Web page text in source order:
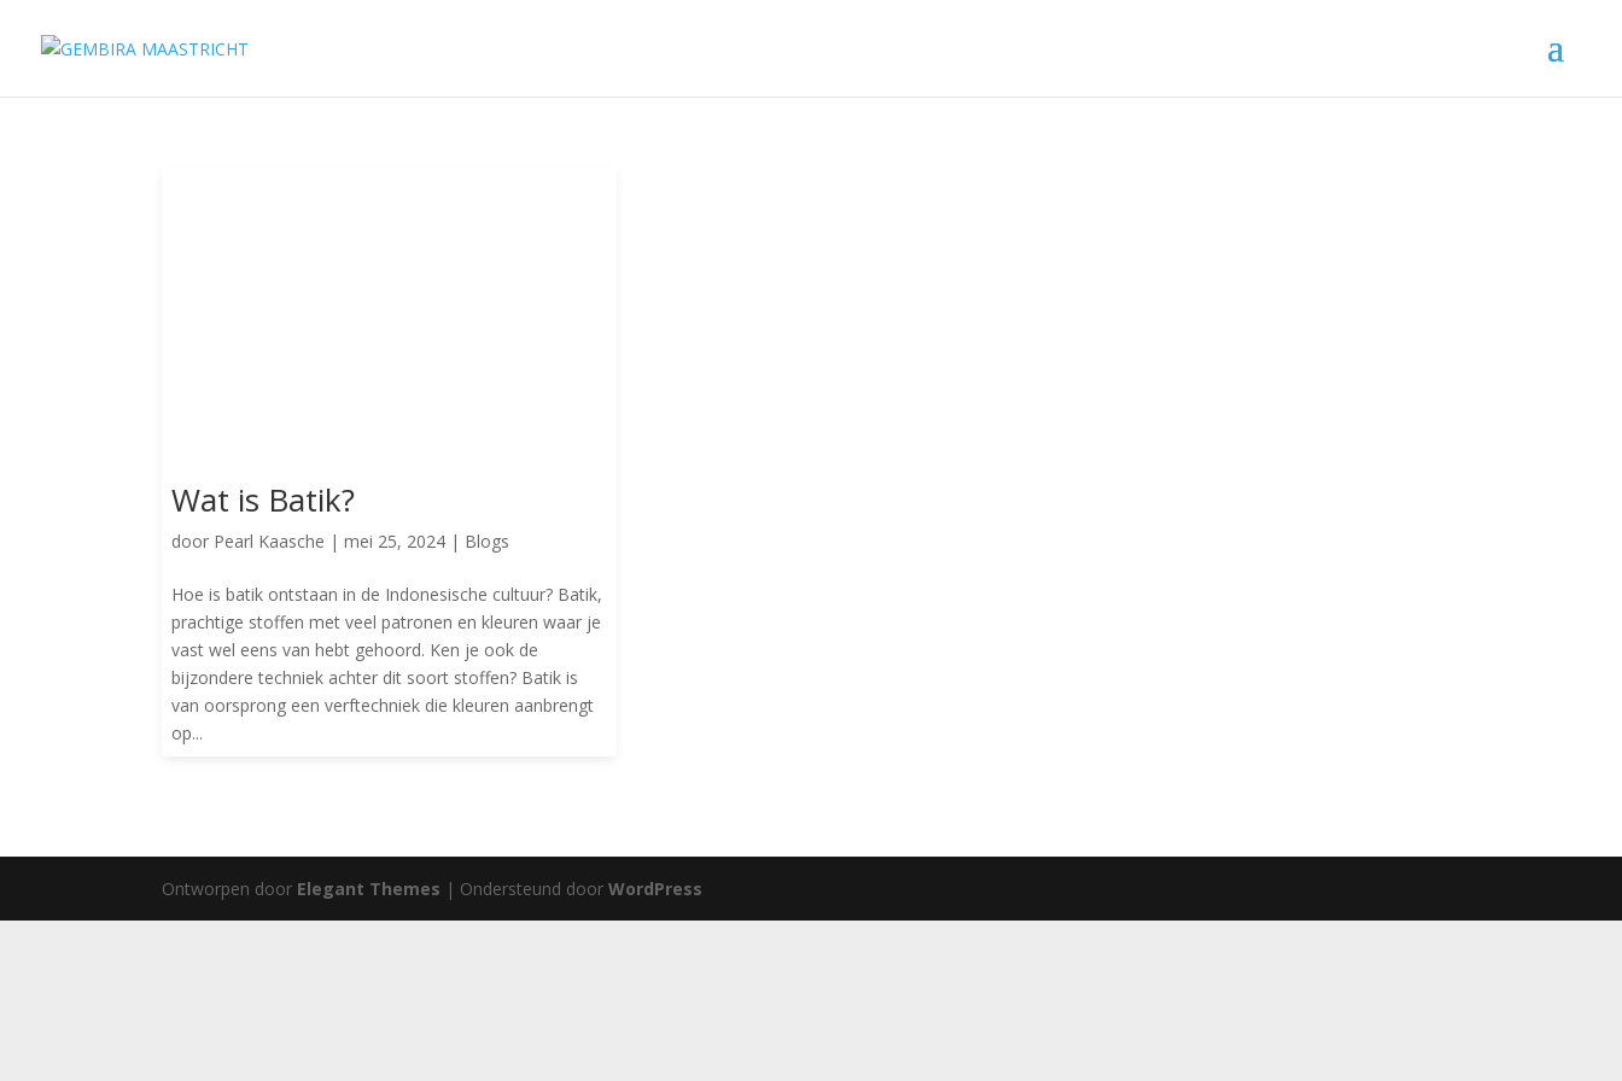
Wat is Batik?
door Pearl Kaasche |mei 25, 2024 | Blogs
Hoe is batik ontstaan in de Indonesische cultuur? Batik,
prachtige stoffen met veel patronen en kleuren waar je
vast wel eens van hebt gehoord. Ken je ook de
bijzondere techniek achter dit soort stoffen? Batik is
van oorsprong een verftechniek die kleuren aanbrengt
op...
Ontworpen door Elegant Themes | Ondersteund doorWordPress